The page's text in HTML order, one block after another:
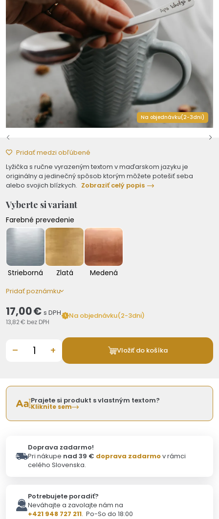
Na objednávku(2-3dni)
Pridať medzi obľúbené
Lyžička s ručne vyrazeným textom v maďarskom jazyku je
originálny a jedinečný spôsob ktorým môžete potešiť seba
alebo svojich blízkych. Zobraziť celý popis
Vyberte si variant
Farebné prevedenie
Strieborná Zlatá Medená
Pridať poznámku
17,00 € s DPH
13,82 € bez DPH
Na objednávku(2-3dni)
– + Vložiť do košíka
Prajete si produkt s vlastným textom?
Kliknite sem
Doprava zadarmo!
Pri nákupe nad 39 € doprava zadarmov rámci
celého Slovenska.
Potrebujete poradiť?
Neváhajte a zavolajte nám na
+421 948 727 211. Po-So do 18:00